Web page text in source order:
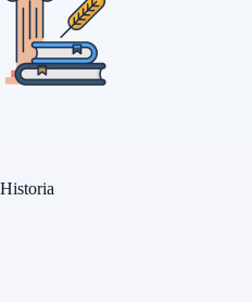
Historia